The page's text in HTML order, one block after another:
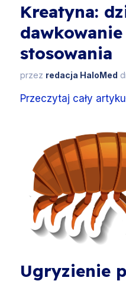
Kreatyna:
stosowania
przez redacja HaloMed
Przeczytaj cały
Ugryzienie